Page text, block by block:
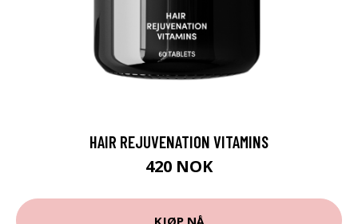
HAIR REJUVENATION VITAMINS
420 NOK
KJØP NÅ